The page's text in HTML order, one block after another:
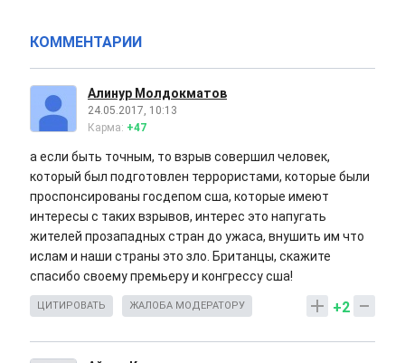
КОММЕНТАРИИ
Алинур Молдокматов
24.05.2017, 10:13
Карма: +47
а если быть точным, то взрыв совершил человек,
который был подготовлен террористами, которые были
проспонсированы госдепом сша, которые имеют
интересы с таких взрывов, интерес это напугать
жителей прозападных стран до ужаса, внушить им что
ислам и наши страны это зло. Британцы, скажите
спасибо своему премьеру и конгрессу сша!
+2
ЦИТИРОВАТЬ ЖАЛОБА МОДЕРАТОРУ